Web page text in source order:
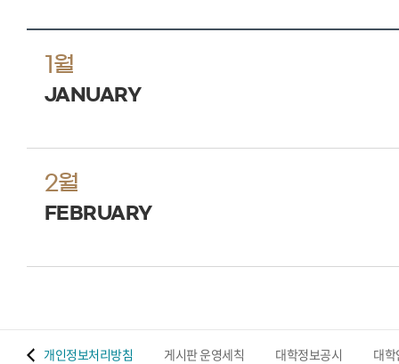
1월
JANUARY
2월
FEBRUARY
개인정보처리방침 게시판 운영세칙 대학정보공시 대